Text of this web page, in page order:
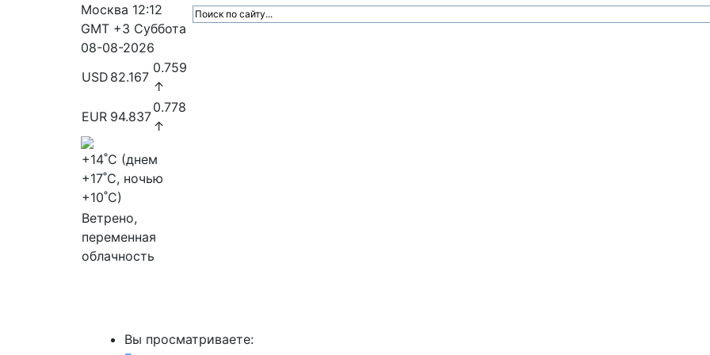
Москва 12:12
GMT +3 Суббота
08-08-2026
USD 82.167
0.759
↑
EUR 94.837
0.778
↑
+14˚C (днем
+17˚C, ночью
+10˚C)
Ветрено,
переменная
облачность
Вы просматриваете: